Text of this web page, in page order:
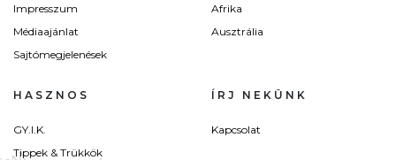
Impresszum
Médiaajánlat
Sajtómegjelenések
Afrika
Ausztrália
HASZNOS
GY.I.K.
Tippek & Trükkök
ÍRJ NEKÜNK
Kapcsolat